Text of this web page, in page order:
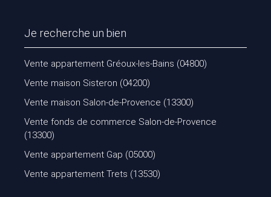
Je recherche un bien
Vente appartement Gréoux-les-Bains (04800)
Vente maison Sisteron (04200)
Vente maison Salon-de-Provence (13300)
Vente fonds de commerce Salon-de-Provence
(13300)
Vente appartement Gap (05000)
Vente appartement Trets (13530)